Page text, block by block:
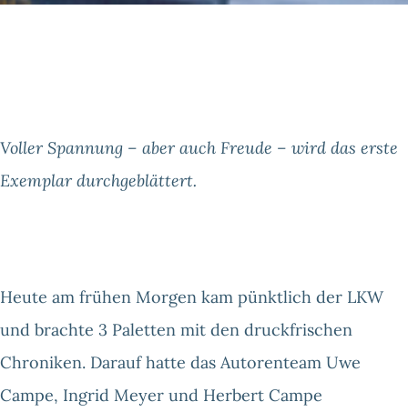
Voller Spannung – aber auch Freude – wird das erste
Exemplar durchgeblättert.
Heute am frühen Morgen kam pünktlich der LKW
und brachte 3 Paletten mit den druckfrischen
Chroniken. Darauf hatte das Autorenteam Uwe
Campe, Ingrid Meyer und Herbert Campe